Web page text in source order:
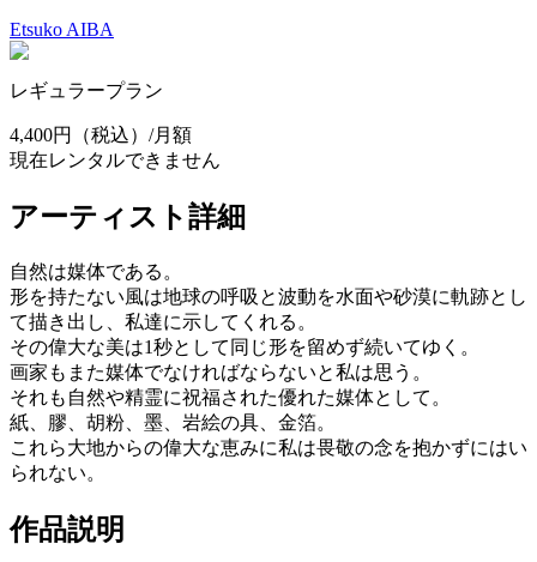
Etsuko AIBA
レギュラープラン
4,400円
（税込）/月額
現在レンタルできません
アーティスト詳細
自然は媒体である。
形を持たない風は地球の呼吸と波動を水面や砂漠に軌跡とし
て描き出し、私達に示してくれる。
その偉大な美は1秒として同じ形を留めず続いてゆく。
画家もまた媒体でなければならないと私は思う。
それも自然や精霊に祝福された優れた媒体として。
紙、膠、胡粉、墨、岩絵の具、金箔。
これら大地からの偉大な恵みに私は畏敬の念を抱かずにはい
られない。
作品説明